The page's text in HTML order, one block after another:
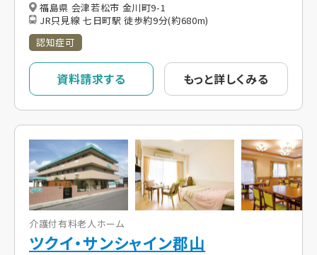
福島県 会津若松市 金川町9-1
JR只見線 七日町駅 徒歩約9分(約680m)
認知症可
資料請求する もっと詳しくみる
介護付有料老人ホーム
ツクイ・サンシャイン郡山